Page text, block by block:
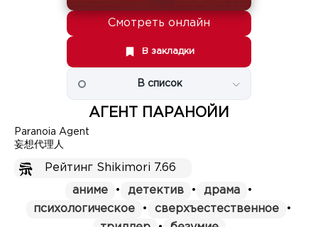
Смотреть онлайн
В закладки
В список
АГЕНТ ПАРАНОЙИ
Paranoia Agent
妄想代理人
Рейтинг Shikimori 7.66
аниме • детектив • драма
•
психологическое
• сверхъестественное
•